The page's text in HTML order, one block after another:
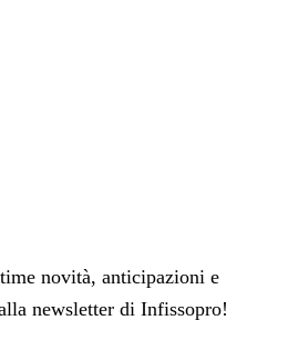
novità, anticipazioni e
newsletter di Infissopro!